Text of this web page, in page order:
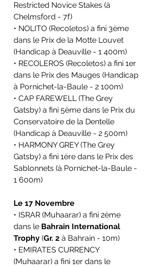
Restricted Novice Stakes (à
Chelmsford - 7f)
• NOLITO (Recoletos) a fini 3ème
dans le Prix de la Motte Louvet
(Handicap à Deauville - 1 400m)
• RECOLEROS (Recoletos) a fini 1er
dans le Prix des Mauges (Handicap
à Pornichet-la-Baule - 2 100m)
• CAP FAREWELL (The Grey
Gatsby) a fini 5ème dans le Prix du
Conservatoire de la Dentelle
(Handicap à Deauville - 2 500m)
• HARMONY GREY (The Grey
Gatsby) a fini 1ère dans le Prix des
Sablonnets (à Pornichet-la-Baule -
1 600m)
Le 17 Novembre
• ISRAR (Muhaarar) a fini 2ème
dans le Bahrain International
Trophy (Gr. 2 à Bahrain - 10m)
• EMIRATES CURRENCY
(Muhaarar) a fini 1er dans le